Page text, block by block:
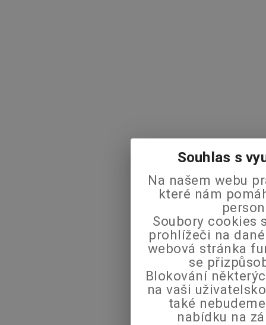
Souhlas s
Na našem webu
které nám
Soubory cookies
prohlížeči na
webová stránka
se
Blokování
na vaši
také
nabídku na